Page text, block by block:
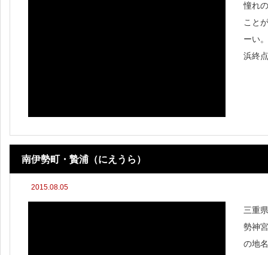
憧れ
こと
ーい
浜終
南伊勢町・贄浦（にえうら）
2015.08.05
三重
勢神
の地